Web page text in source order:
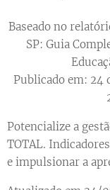
Baseado no
SP: Guia
Publicado em: 24
Potencialize a
TOTAL.
e impulsionar a